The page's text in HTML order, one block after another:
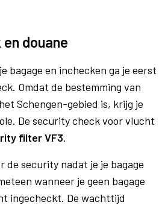
douane
bagage en inchecken ga je eerst
Omdat de bestemming van
Schengen-gebied is, krijg je
De security check voor vlucht
filter VF3.
de security nadat je je bagage
wanneer je geen bagage
ingecheckt. De wachttijd